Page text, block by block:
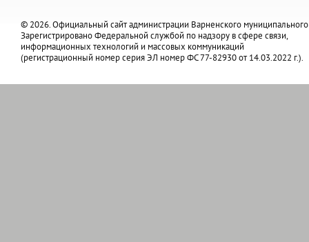
© 2026. Официальный сайт администрации Варненского муниципального
Зарегистрировано Федеральной службой по надзору в сфере связи,
информационных технологий и массовых коммуникаций
(регистрационный номер серия ЭЛ номер ФС 77-82930 от 14.03.2022 г.).